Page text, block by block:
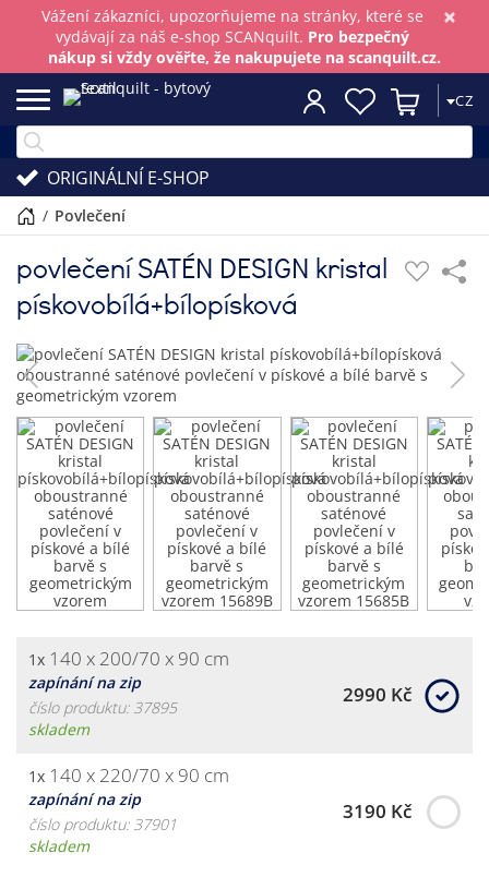
×
Vážení zákazníci, upozorňujeme na stránky, které se
vydávají za náš e-shop SCANquilt. Pro bezpečný
nákup si vždy ověřte, že nakupujete na scanquilt.cz.
CZ
ORIGINÁLNÍ E-SHOP
/ povlečení
povlečení SATÉN DESIGN kristal
pískovobílá+bílopísková
1x 140 x 200/70 x 90 cm
zapínání na zip
číslo produktu: 37895
skladem
2990 Kč
1x 140 x 220/70 x 90 cm
zapínání na zip
číslo produktu: 37901
skladem
3190 Kč